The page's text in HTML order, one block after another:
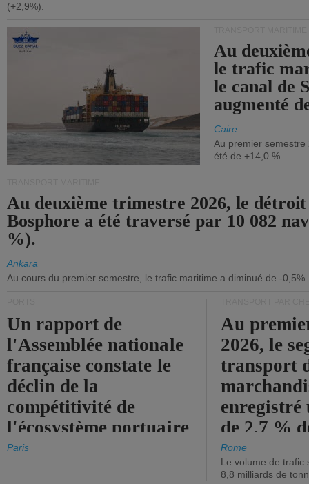
(+2,9%).
Au
le trafic
le canal de
augmenté
Caire
Au premier
été de +14,0 %.
Au deuxième trimestre 2026, le
Bosphore a été traversé par 10 082
%).
Ankara
Au cours du premier semestre, le trafic maritime a diminué de -0,5%.
Un rapport de
l'Assemblée nationale
française constate le
déclin de la
compétitivité de
l'écosystème portuaire
de l'État.
Paris
Au
2026, le
transport
enregistré
de 2,7 %
chiffre
Rome
Le volume de trafic
8,8 milliards de